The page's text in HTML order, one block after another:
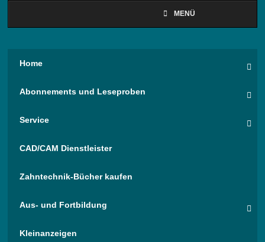
MENÜ
Home
Abonnements und Leseproben
Service
CAD/CAM Dienstleister
Zahntechnik-Bücher kaufen
Aus- und Fortbildung
Kleinanzeigen